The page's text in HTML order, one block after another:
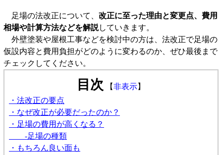
足場の法改正について、 改正に至った理由と変更点、費用
相場や計算方法などを解説していきます。
外壁塗装や屋根工事などを検討中の方は、法改正で足場の
仮設内容と費用負担がどのように変わるのか、ぜひ最後まで
チェックしてください。
目次 【非表示】
・法改正の要点
・なぜ改正が必要だったのか？
・足場の費用が高くなる？
-足場の種類
・もちろん良い面も